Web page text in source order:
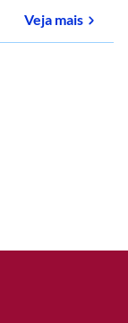
Veja maissobre